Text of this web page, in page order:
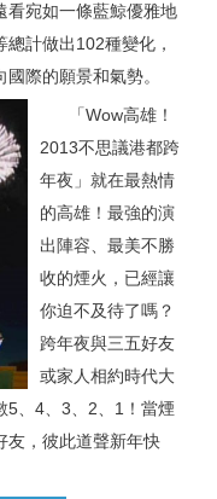
看宛如一條藍鯨優雅地
計做出102種變化，
際的願景和氣勢。
「Wow高雄！
2013不思議港都跨
年夜」就在最熱情
的高雄！最強的演
出陣容、最美不勝
收的煙火，已經讓
你迫不及待了嗎？
跨年夜與三五好友
或家人相約時代大
5、4、3、2、1！當煙
友，彼此道聲新年快